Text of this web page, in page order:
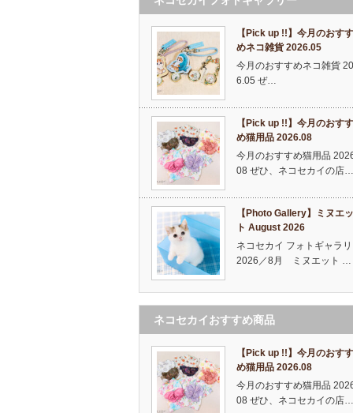
【Pick up !!】今月のおすす
めネコ雑貨 2026.05
今月のおすすめネコ雑貨
6.05 ぜ…
【Pick up !!】今月のおすす
め猫用品 2026.08
今月のおすすめ猫用品
08 ぜひ、ネコセカイの店…
【Photo Gallery】ミヌエッ
ト August 2026
ネコセカイ フォトギャラ
2026／8月 ミヌエット …
ネコセカイおすすめ商品
【Pick up !!】今月のおすす
め猫用品 2026.08
今月のおすすめ猫用品
08 ぜひ、ネコセカイの店…